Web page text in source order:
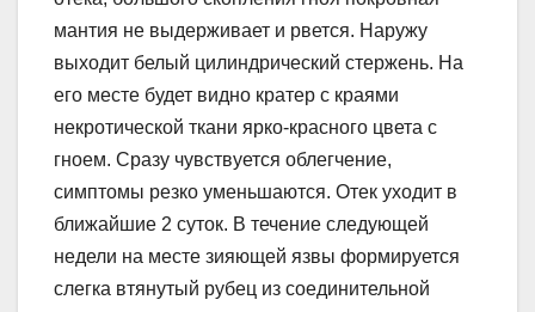
мантия не выдерживает и рвется. Наружу
выходит белый цилиндрический стержень. На
его месте будет видно кратер с краями
некротической ткани ярко-красного цвета с
гноем. Сразу чувствуется облегчение,
симптомы резко уменьшаются. Отек уходит в
ближайшие 2 суток. В течение следующей
недели на месте зияющей язвы формируется
слегка втянутый рубец из соединительной